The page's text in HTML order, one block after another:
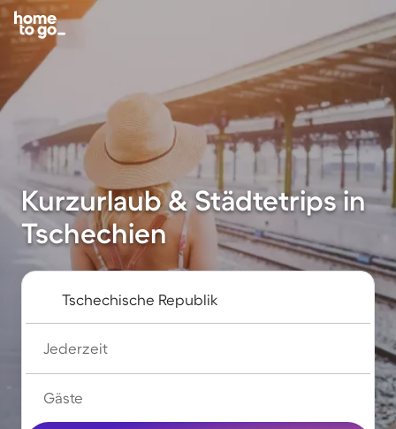
Kurzurlaub & Städtetrips in
Tschechien
Jederzeit
Gäste